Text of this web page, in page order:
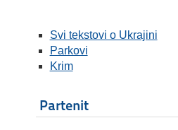
Svi tekstovi o Ukrajini
Parkovi
Krim
Partenit